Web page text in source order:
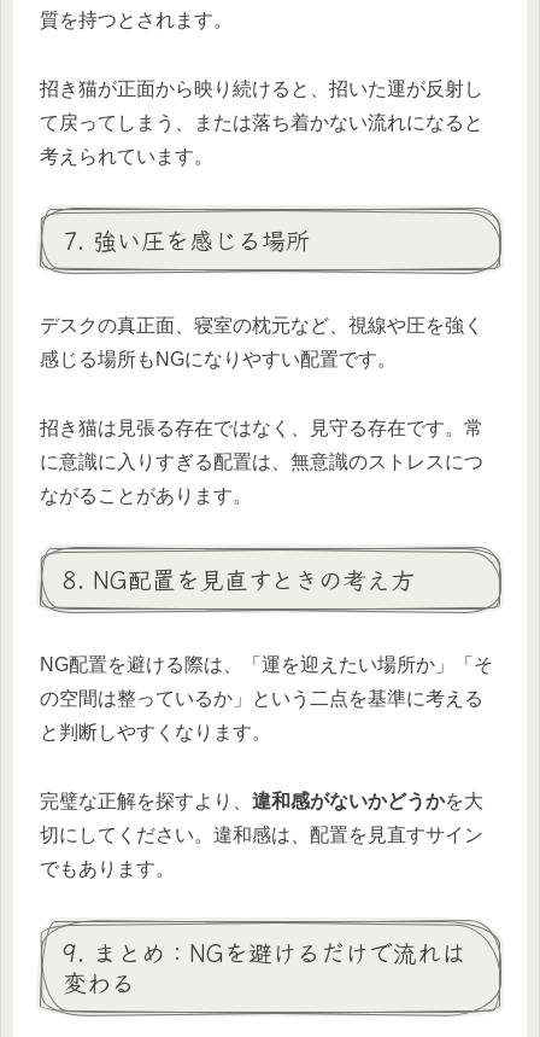
質を持つとされます。
招き猫が正面から映り続けると、招いた運が反射し
て戻ってしまう、または落ち着かない流れになると
考えられています。
7. 強い圧を感じる場所
デスクの真正面、寝室の枕元など、視線や圧を強く
感じる場所もNGになりやすい配置です。
招き猫は見張る存在ではなく、見守る存在です。常
に意識に入りすぎる配置は、無意識のストレスにつ
ながることがあります。
8. NG配置を見直すときの考え方
NG配置を避ける際は、「運を迎えたい場所か」「そ
の空間は整っているか」という二点を基準に考える
と判断しやすくなります。
完璧な正解を探すより、 違和感がないかどうかを大
切にしてください。違和感は、配置を見直すサイン
でもあります。
9. まとめ：NGを避けるだけで流れは
変わる